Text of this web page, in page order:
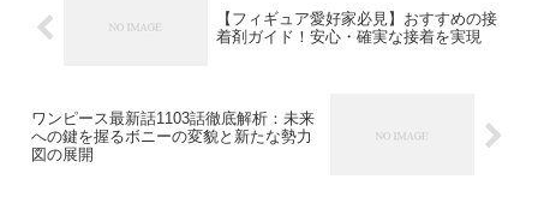
【フィギュア愛好家必見】おすすめの接
着剤ガイド！安心・確実な接着を実現
ワンピース最新話1103話徹底解析：未来
への鍵を握るボニーの変貌と新たな勢力
図の展開